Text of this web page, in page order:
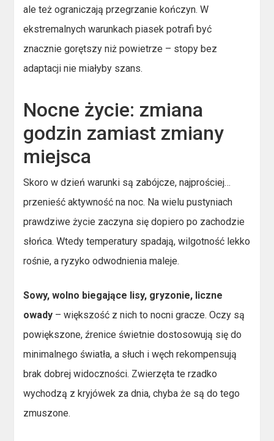
ale też ograniczają przegrzanie kończyn. W
ekstremalnych warunkach piasek potrafi być
znacznie gorętszy niż powietrze – stopy bez
adaptacji nie miałyby szans.
Nocne życie: zmiana
godzin zamiast zmiany
miejsca
Skoro w dzień warunki są zabójcze, najprościej…
przenieść aktywność na noc. Na wielu pustyniach
prawdziwe życie zaczyna się dopiero po zachodzie
słońca. Wtedy temperatury spadają, wilgotność lekko
rośnie, a ryzyko odwodnienia maleje.
Sowy, wolno biegające lisy, gryzonie, liczne
owady – większość z nich to nocni gracze. Oczy są
powiększone, źrenice świetnie dostosowują się do
minimalnego światła, a słuch i węch rekompensują
brak dobrej widoczności. Zwierzęta te rzadko
wychodzą z kryjówek za dnia, chyba że są do tego
zmuszone.